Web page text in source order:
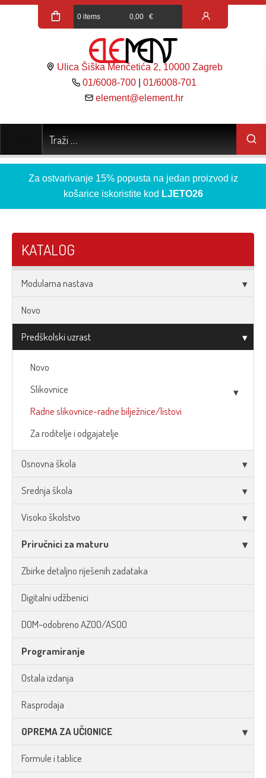
0 items 0,00 €
Ulica Šiška Menčetića 2, 10000 Zagreb
01/6008-700 |01/6008-701
element@element.hr
Za ostvarivanje 15% popusta na jedan proizvod iz
košarice iskoristite kod LJETO26
KATALOG
Modularna nastava
Novo
Predškolski uzrast
Novo
Slikovnice
Radne slikovnice-radne bilježnice/listovi
Za roditelje i odgajatelje
Osnovna škola
Srednja škola
Visoko školstvo
Priručnici za maturu
Zbirke detaljno riješenih zadataka
Digitalni udžbenici
DOM-odobreno AZOO/ASOO
Programiranje
Ostala izdanja
Rasprodaja
OPREMA ZA UČIONICE
Formule i tablice